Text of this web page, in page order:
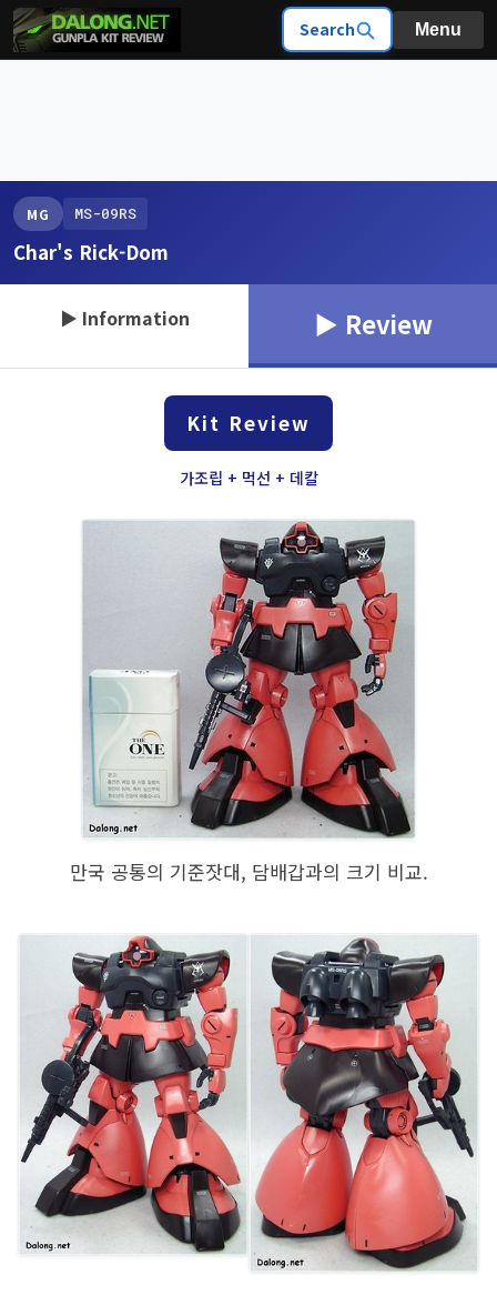
Search Menu
MG MS-09RS
Char's Rick-Dom
▶ Information ▶ Review
Kit Review
가조립 + 먹선 + 데칼
만국 공통의 기준잣대, 담배갑과의 크기 비교.